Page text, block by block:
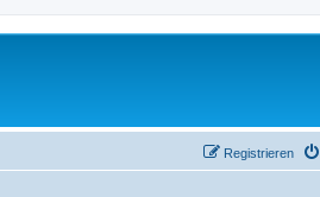
Registrieren